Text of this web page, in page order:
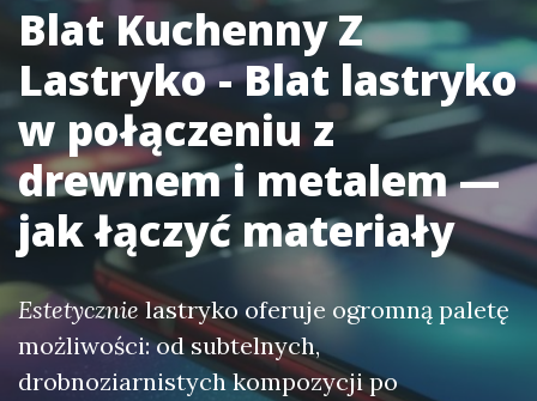
Blat Kuchenny Z
Lastryko - Blat lastryko
w połączeniu z
drewnem i metalem —
jak łączyć materiały
Estetycznielastryko oferuje ogromną paletę
możliwości: od subtelnych,
drobnoziarnistych kompozycji po